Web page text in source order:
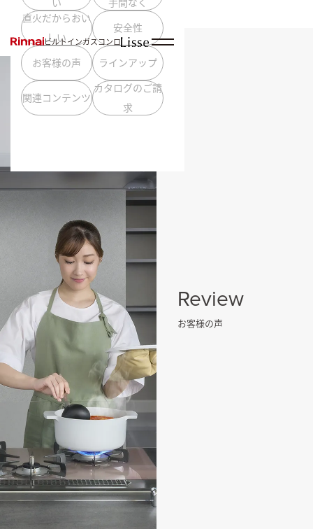
ビルトインガスコンロ
い
手間なく
直火だからおい
しい
安全性
お客様の声 ラインアップ
関連コンテンツ
カタログのご請
求
Review
お客様の声